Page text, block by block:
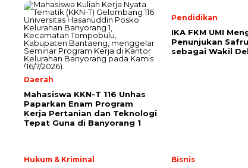
Daerah
Mahasiswa KKN-T 116 Unhas
Paparkan Enam Program
Kerja Pertanian dan Teknologi
Tepat Guna di Banyorang 1
Pendidikan
IKA FKM UMI
Penunjukan
sebagai Wakil
Hukum & Kriminal Bisnis